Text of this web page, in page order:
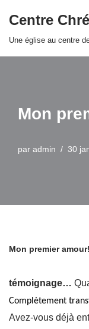
Centre
Une église au centre
Mon
par admin 30
Mon premier amour!
témoignage…
Complètement
Avez-vous déjà